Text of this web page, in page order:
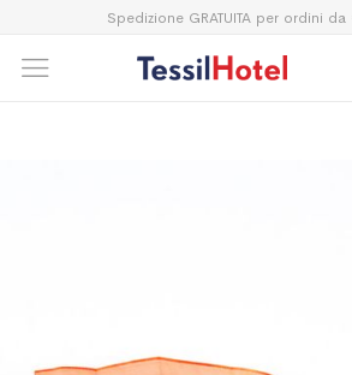
Spedizione GRATUITA per ordini